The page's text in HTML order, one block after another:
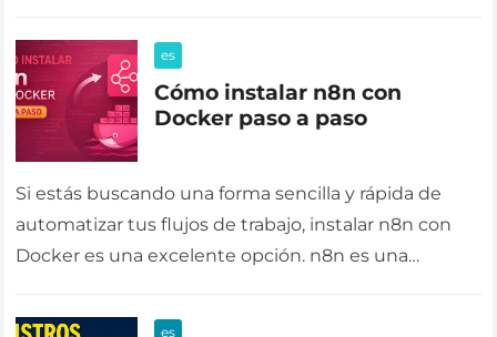
es
Cómo instalar n8n con
Docker paso a paso
Si estás buscando una forma sencilla y rápida de
automatizar tus flujos de trabajo, instalar n8n con
Docker es una excelente opción. n8n es una
es